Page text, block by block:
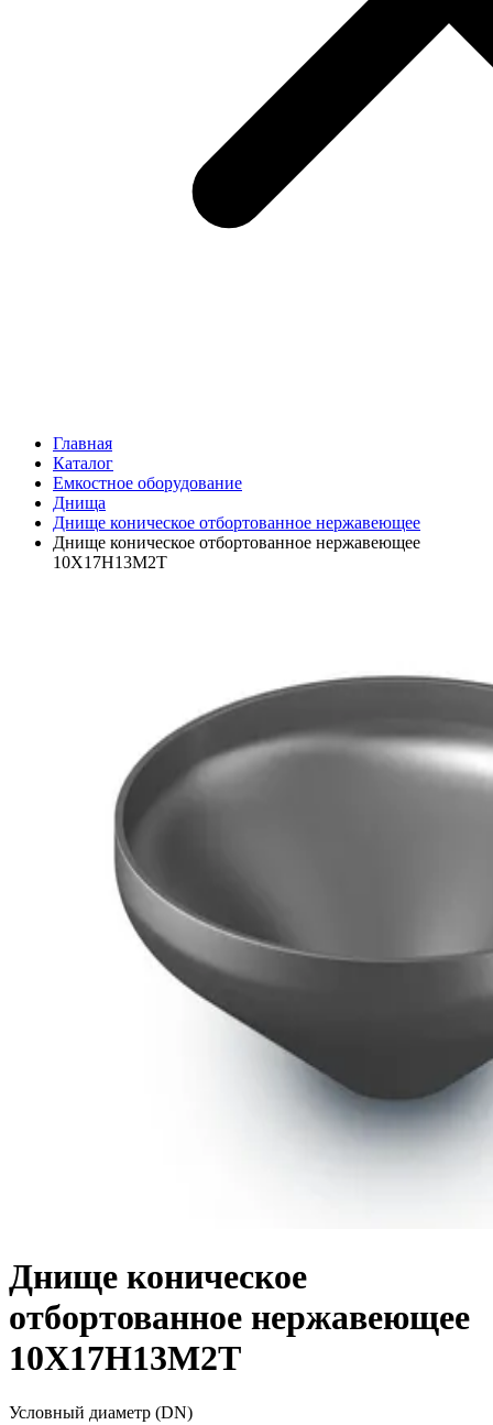
Главная
Каталог
Емкостное оборудование
Днища
Днище коническое отбортованное нержавеющее
Днище коническое отбортованное нержавеющее
10Х17Н13М2Т
Днище коническое
отбортованное нержавеющее
10Х17Н13М2Т
Условный диаметр (DN)